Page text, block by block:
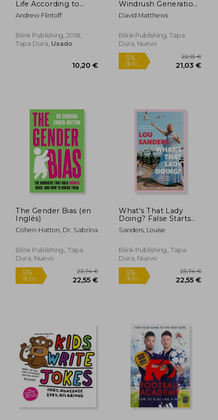
5% 5%
Life According to
Freddie Flintoff (en
Inglés)
Andrew Flintoff
Blink Publishing, 2018,
Tapa Dura, Usado
Windrush Generation:
The Real Story Told
by the People
Inglés)
David Matthews
Blink Publishing, Tapa
Dura, Nuevo
5%
The Gender Bias (en
Inglés)
Cohen-Hatton, Dr. Sabrina
Blink Publishing,, Tapa
Dura, Nuevo
What's That Lady
Doing? False Starts
and Happy Endings
Sanders, Louise
Blink Publishing,, Tapa
Dura, Nuevo